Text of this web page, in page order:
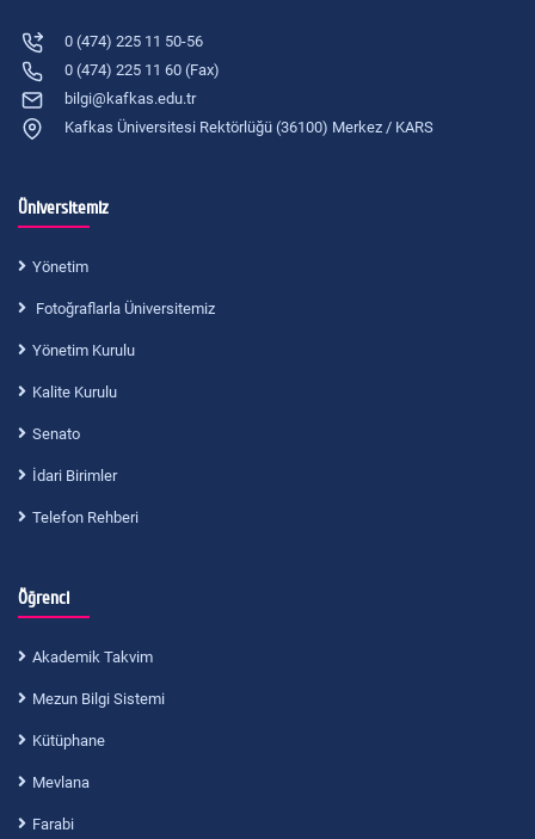
0 (474) 225 11 50-56
0 (474) 225 11 60 (Fax)
bilgi@kafkas.edu.tr
Kafkas Üniversitesi Rektörlüğü (36100) Merkez / KARS
Üniversitemiz
Yönetim
Fotoğraflarla Üniversitemiz
Yönetim Kurulu
Kalite Kurulu
Senato
İdari Birimler
Telefon Rehberi
Öğrenci
Akademik Takvim
Mezun Bilgi Sistemi
Kütüphane
Mevlana
Farabi